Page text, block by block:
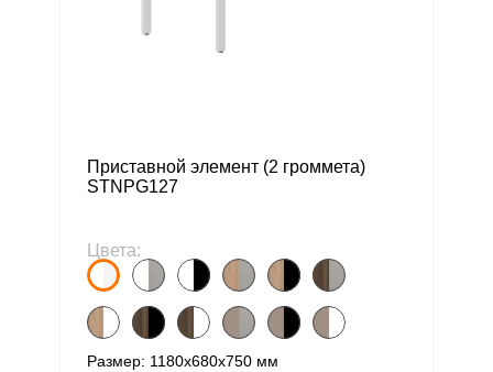
Приставной элемент (2 громмета)
STNPG127
Цвета:
Размер: 1180х680х750 мм